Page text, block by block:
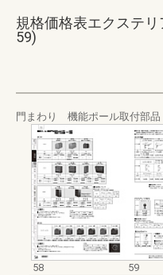
規格価格表エクステ
59)
門まわり 機能ポール取付部品
58
59